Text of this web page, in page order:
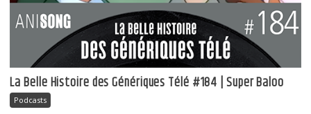
La Belle Histoire des Génériques Télé #184 | Super Baloo
Podcasts